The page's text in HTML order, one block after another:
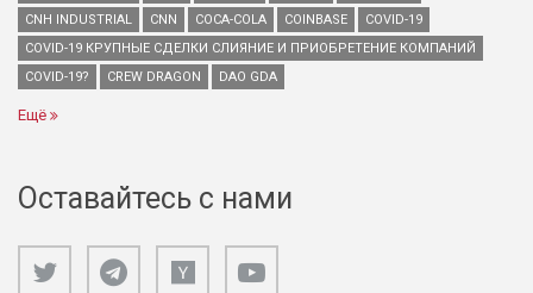
CNH INDUSTRIAL
CNN COCA-COLA COINBASE
COVID-19
COVID-19 КРУПНЫЕ СДЕЛКИ СЛИЯНИЕ И ПРИОБРЕТЕНИЕ КОМПАНИЙ
COVID-19?
CREW DRAGON DAO GDA
Ещё
Оставайтесь с нами